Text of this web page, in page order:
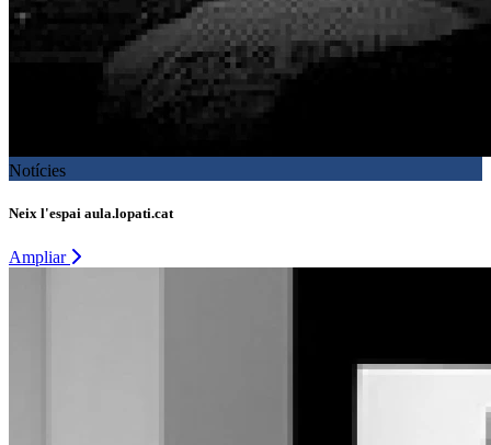
Notícies
Neix l'espai aula.lopati.cat
Ampliar